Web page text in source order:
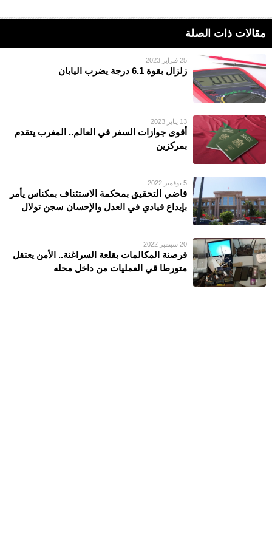
مقالات ذات الصلة
25 فبراير 2023
زلزال بقوة 6.1 درجة يضرب اليابان
13 يناير 2023
أقوى جوازات السفر في العالم.. المغرب يتقدم
بمركزين
5 نوفمبر 2022
قاضي التحقيق بمحكمة الاستئناف بمكناس يأمر
بإيداع قيادي في العدل والإحسان سجن تولال
20 سبتمبر 2022
قرصنة المكالمات بقلعة السراغنة.. الأمن يعتقل
متورطا قي العمليات من داخل محله